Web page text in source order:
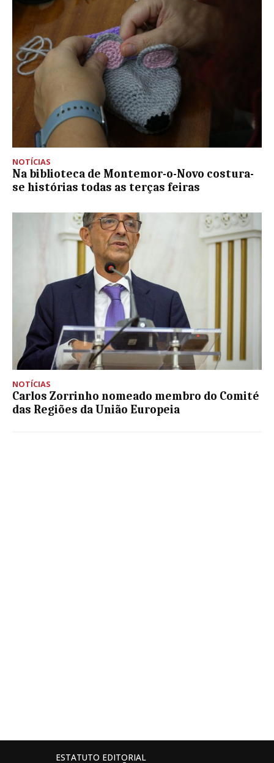
NOTÍCIAS
Na biblioteca de Montemor-o-Novo costura-
se histórias todas as terças feiras
NOTÍCIAS
Carlos Zorrinho nomeado membro do Comité
das Regiões da União Europeia
ESTATUTO EDITORIAL